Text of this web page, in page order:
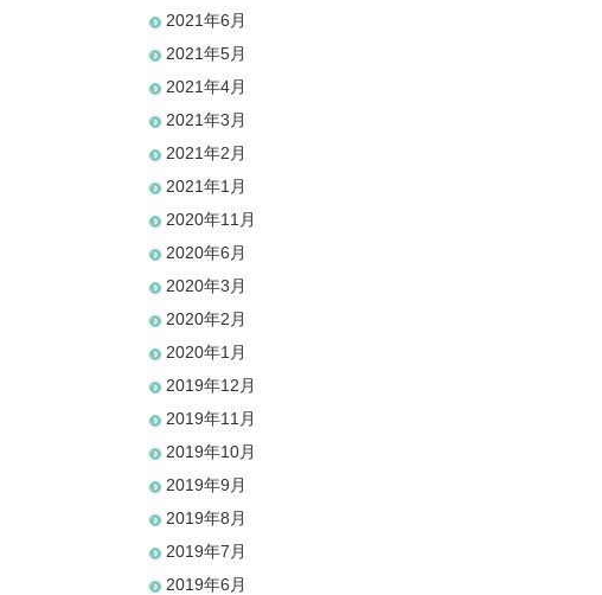
2021年6月
2021年5月
2021年4月
2021年3月
2021年2月
2021年1月
2020年11月
2020年6月
2020年3月
2020年2月
2020年1月
2019年12月
2019年11月
2019年10月
2019年9月
2019年8月
2019年7月
2019年6月